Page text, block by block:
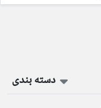
دسته بندی